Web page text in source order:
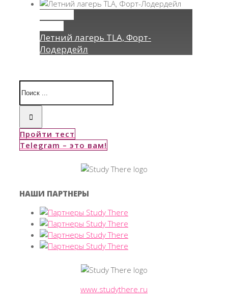
Летний лагерь TLA, Форт-
Лодердейл
Пройти тест
Telegram – это вам!
НАШИ ПАРТНЕРЫ
www.studythere.ru